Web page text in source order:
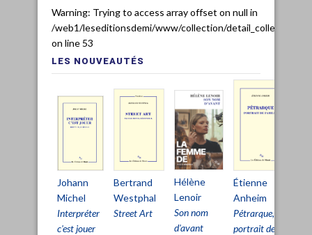
Warning: Trying to access array offset on null in
/web1/leseditionsdemi/www/collection/
on line 53
LES NOUVEAUTÉS
Johann
Michel
Interpréter
c'est jouer
Bertrand
Westphal
Street Art
Hélène
Lenoir
Son nom
d'avant
Étienne
Anheim
Pétrarque,
portrait de